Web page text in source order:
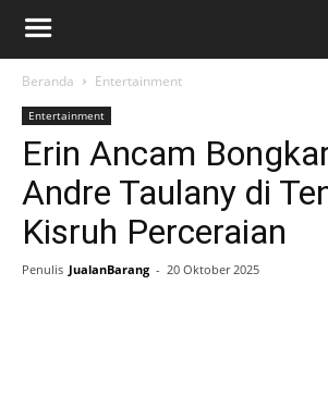
Beranda Entertainment
Entertainment
Erin Ancam
Andre Taulany di
Kisruh Perceraian
Penulis JualanBarang - 20 Oktober 2025